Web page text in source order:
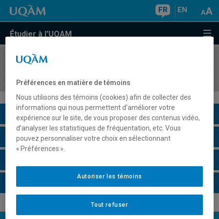
FR EN
Étudier à l'UQAM
COURS//
Description du cours
Horaire - Été 2026
Préférences en matière de témoins
Nous utilisons des témoins (cookies) afin de collecter des
informations qui nous permettent d’améliorer votre
expérience sur le site, de vous proposer des contenus vidéo,
d’analyser les statistiques de fréquentation, etc. Vous
pouvez personnaliser votre choix en sélectionnant
« Préférences ».
Tout refuser
Autoriser les témoins